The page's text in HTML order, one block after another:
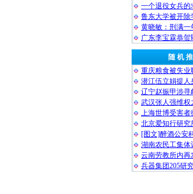
一个退役女兵的
鲁东大学被开除
黄晓敏：刑满一
广东李宝霖恭贺
随 机
重庆粮食被失业
潜江伍立娟提人
辽宁赵振甲涉寻
武汉张人强维权
上海世博受害者
北京爱知行研究
[图文]醉酒公安
湖南农民工集体
云南劳教所内再
兵器集团205研